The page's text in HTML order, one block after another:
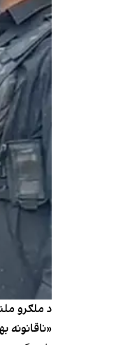
«ناقانونه